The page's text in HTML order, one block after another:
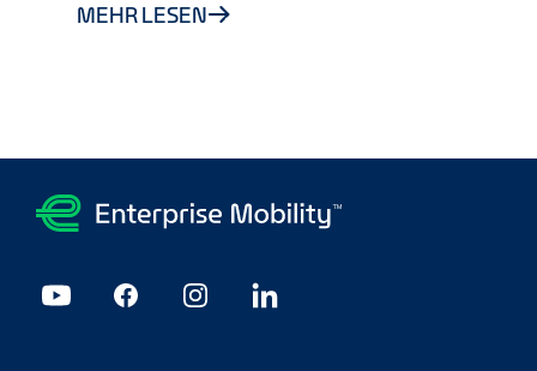
MEHR LESEN